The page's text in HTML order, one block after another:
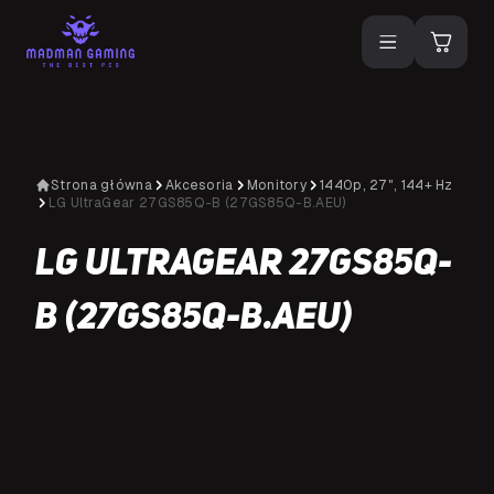
Strona główna Akcesoria Monitory
1440p, 27", 144+ Hz
LG UltraGear 27GS85Q-B (27GS85Q-B.AEU)
LG UltraGear 27GS85Q-
B (27GS85Q-B.AEU)